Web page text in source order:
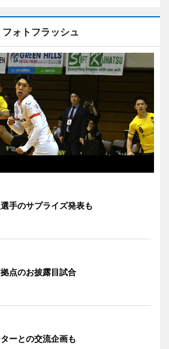
フォトフラッシュ
手のサプライズ発表も
点のお披露目試合
ーとの交流企画も